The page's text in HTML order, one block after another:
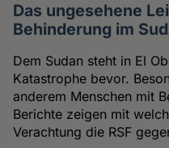
Das ungesehene
Behinderung im
Dem Sudan steht in El
Katastrophe bevor.
anderem Menschen mit
Berichte zeigen mit
Verachtung die RSF